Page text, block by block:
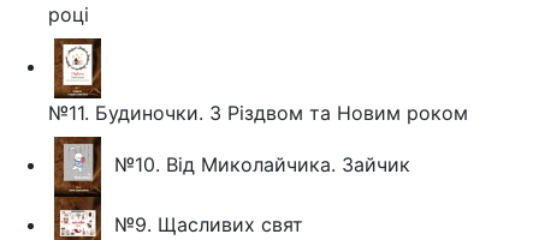
році
№11. Будиночки. З Різдвом та Новим роком
№10. Від Миколайчика. Зайчик
№9. Щасливих свят